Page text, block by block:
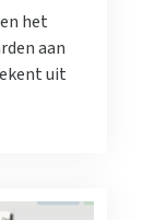
het
aan
uit